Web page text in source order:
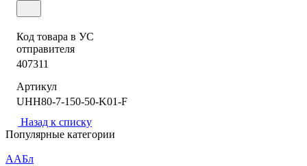
Код товара в УС
отправителя
407311
Артикул
UHH80-7-150-50-K01-F
Назад к списку
Популярные категории
ААБл